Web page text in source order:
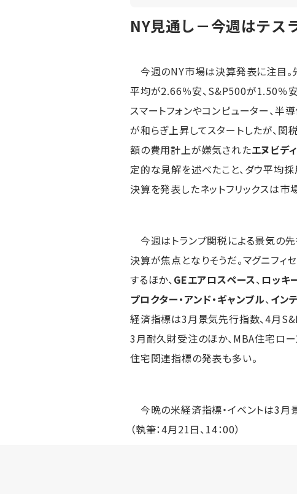
NY見通し－今週はテス
今週のNY市場は決算発表に注目。
平均が2.66％安、S&P500が1.50％
スマートフォンやコンピューター、半
が和らぎ上昇してスタートしたが、
額の費用計上が嫌気されたエヌビデ
定的な見解を述べたこと、ダウ平均
決算を発表したネットフリックスは
今週はトランプ関税による景気の
決算が焦点となりそうだ。マグニフィ
するほか、 GEエアロスペース、 ロッキ
プロクター・アンド・ギャンブル、 イン
経済指標は3月景気先行指数、4月
3月耐久財受注のほか、MBA住宅ロ
住宅関連指標の発表も多い。
今晩の米経済指標・イベントは3月
（執筆：4月21日、14：00）